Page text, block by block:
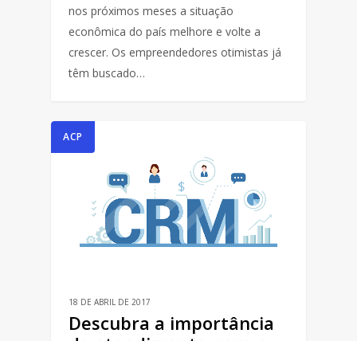
nos próximos meses a situação
econômica do país melhore e volte a
crescer. Os empreendedores otimistas já
têm buscado…
ACP
18 DE ABRIL DE 2017
Descubra a importância